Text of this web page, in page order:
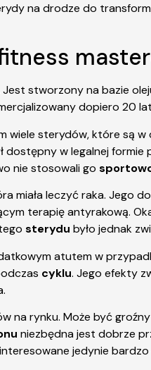
na drodze do
stworzony na bazie
dopiero 20
wiele sterydów, które są
dostępny w legalnej
nie stosowali go
miała leczyć raka. Jego
terapię antyrakową.
sterydu było jednak
atutem w
cyklu. Jego efekty
na rynku. Może być
niezbędna jest dobrze
jedynie